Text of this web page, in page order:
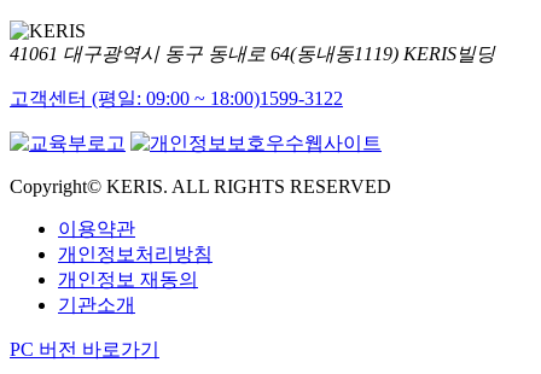
41061 대구광역시 동구 동내로 64(동내동1119) KERIS빌딩
고객센터 (평일: 09:00 ~ 18:00)1599-3122
Copyright© KERIS. ALL RIGHTS RESERVED
이용약관
개인정보처리방침
개인정보 재동의
기관소개
PC 버전 바로가기